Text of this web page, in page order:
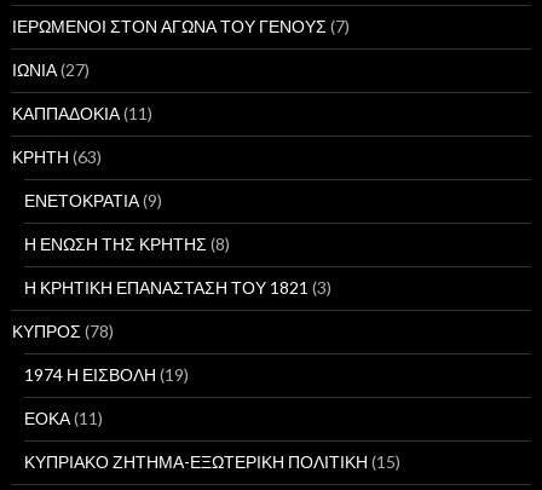
ΙΕΡΩΜΕΝΟΙ ΣΤΟΝ ΑΓΩΝΑ ΤΟΥ ΓΕΝΟΥΣ (7)
ΙΩΝΙΑ(27)
ΚΑΠΠΑΔΟΚΙΑ(11)
ΚΡΗΤΗ (63)
ΕΝΕΤΟΚΡΑΤΙΑ(9)
Η ΕΝΩΣΗ ΤΗΣ ΚΡΗΤΗΣ (8)
Η ΚΡΗΤΙΚΗ ΕΠΑΝΑΣΤΑΣΗ ΤΟΥ 1821 (3)
ΚΥΠΡΟΣ (78)
1974 Η ΕΙΣΒΟΛΗ (19)
ΕΟΚΑ(11)
ΚΥΠΡΙΑΚΟ ΖΗΤΗΜΑ-ΕΞΩΤΕΡΙΚΗ ΠΟΛΙΤΙΚΗ (15)